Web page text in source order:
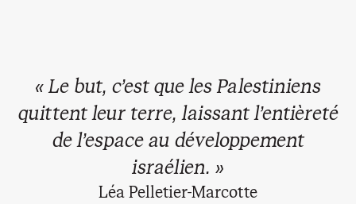
« Le but, c’est que les Palestiniens
quittent leur terre, laissant l’entièreté
de l’espace au développement
israélien. »
Léa Pelletier-Marcotte